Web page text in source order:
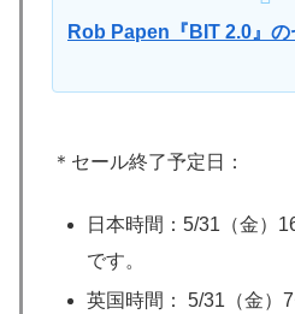
Rob Papen『BIT 2.0』の
＊セール終了予定日：
日本時間：5/31（金）
です。
英国時間： 5/31（金）